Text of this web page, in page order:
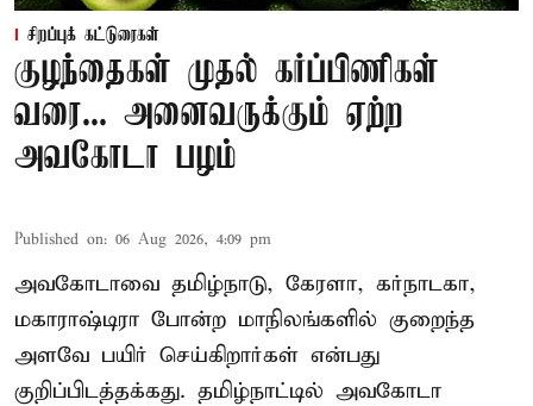
சிறப்புக் கட்டுரைகள்
குழந்தைகள் முதல் கர்ப்பிணிகள்
வரை... அனைவருக்கும் ஏற்ற
அவகோடா பழம்
Published on: 06 Aug 2026, 4:09 pm
அவகோடாவை தமிழ்நாடு, கேரளா, கர்நாடகா,
மகாராஷ்டிரா போன்ற மாநிலங்களில் குறைந்த
அளவே பயிர் செய்கிறார்கள் என்பது
குறிப்பிடத்தக்கது. தமிழ்நாட்டில் அவகோடா